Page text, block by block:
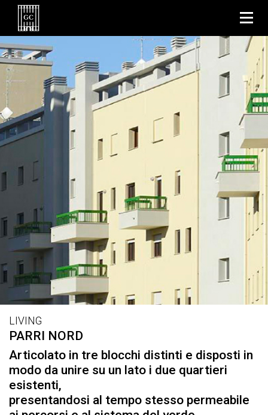
LIVING
PARRI NORD
Articolato in tre blocchi distinti e disposti in
modo da unire su un lato i due quartieri
esistenti,
presentandosi al tempo stesso permeabile